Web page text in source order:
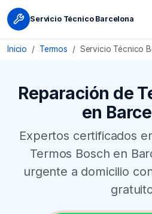
Servicio Técnico Barcelona
Inicio Termos Servicio Técnico
Reparación de
en
Expertos certificados
Termos Bosch en
urgente a domicilio